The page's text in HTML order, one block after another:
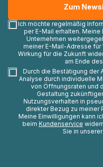
Ich möchte regelmäßig
per E-Mail erhalten.
Unternehmen
meiner E-Mail-Adresse
Wirkung für die Zukunft
am Ende
Durch die Bestätigung der
Analyse durch individuelle
von Öffnungsraten und
Gestaltung
Nutzungsverhalten in
direkter Bezug zu meiner
Meine Einwilligungen kann
beim Kundenservice
Sie in